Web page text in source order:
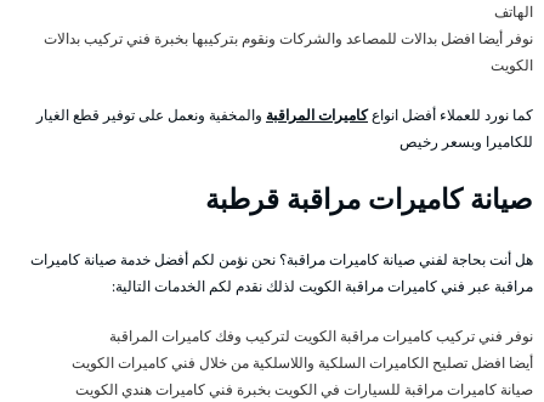
الهاتف
نوفر أيضا افضل بدالات للمصاعد والشركات ونقوم بتركيبها بخبرة فني تركيب بدالات
الكويت
كما نورد للعملاء أفضل انواعكاميرات المراقبة والمخفية ونعمل على توفير قطع الغيار
للكاميرا وبسعر رخيص
صيانة كاميرات مراقبة قرطبة
هل أنت بحاجة لفني صيانة كاميرات مراقبة؟ نحن نؤمن لكم أفضل خدمة صيانة كاميرات
مراقبة عبر فني كاميرات مراقبة الكويت لذلك نقدم لكم الخدمات التالية:
نوفر فني تركيب كاميرات مراقبة الكويت لتركيب وفك كاميرات المراقبة
أيضا افضل تصليح الكاميرات السلكية واللاسلكية من خلال فني كاميرات الكويت
صيانة كاميرات مراقبة للسيارات في الكويت بخبرة فني كاميرات هندي الكويت